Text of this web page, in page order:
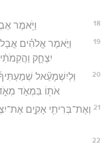
18 וַיֹּ֥אמֶר
19
וַיֹּ֣אמֶר אֱלֹהִ֗ים
יִצְחָ֑ק
20
וּֽלְיִשְׁמָעֵ֘אל
אֹת֖וֹ בִּמְאֹ֣ד מְאֹ֑ד
21 וְאֶת־בְּרִיתִ֖י אָקִ֣ים
22